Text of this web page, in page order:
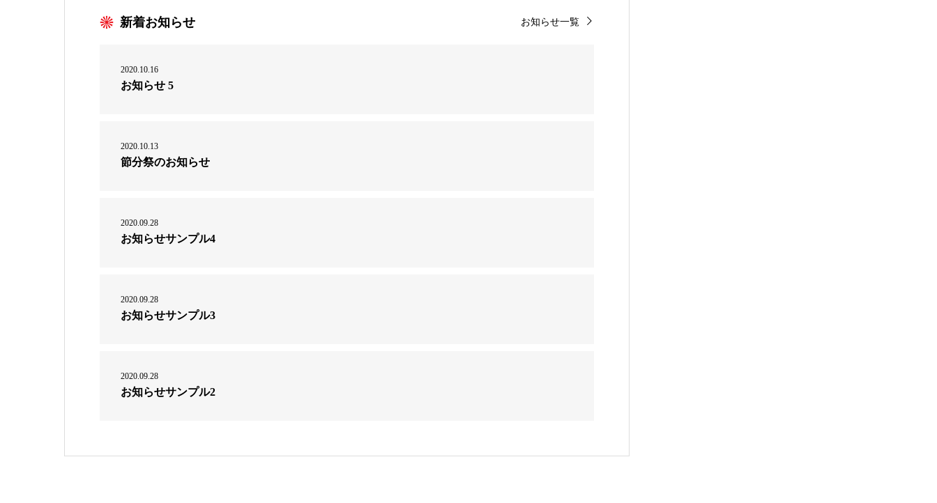
新着お知らせ お知らせ一覧
2020.10.16
お知らせ 5
2020.10.13
節分祭のお知らせ
2020.09.28
お知らせサンプル4
2020.09.28
お知らせサンプル3
2020.09.28
お知らせサンプル2